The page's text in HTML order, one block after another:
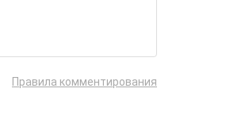
Правила комментирования